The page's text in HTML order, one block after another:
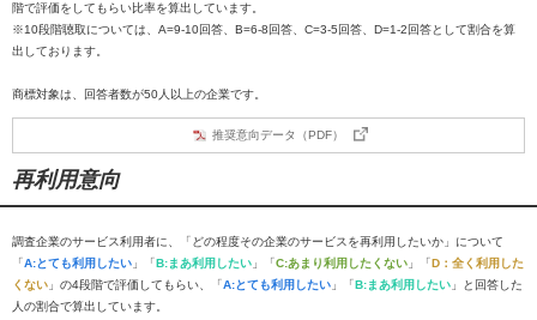
階で評価をしてもらい比率を算出しています。
※10段階聴取については、A=9-10回答、B=6-8回答、C=3-5回答、D=1-2回答として割合を算
出しております。
商標対象は、回答者数が50人以上の企業です。
推奨意向データ（PDF）
再利用意向
調査企業のサービス利用者に、「どの程度その企業のサービスを再利用したいか」について
「A:とても利用したい 」「B:まあ利用したい 」「C:あまり利用したくない 」「D：全く利用した
くない 」の4段階で評価してもらい、「A:とても利用したい 」「B:まあ利用したい 」と回答した
人の割合で算出しています。